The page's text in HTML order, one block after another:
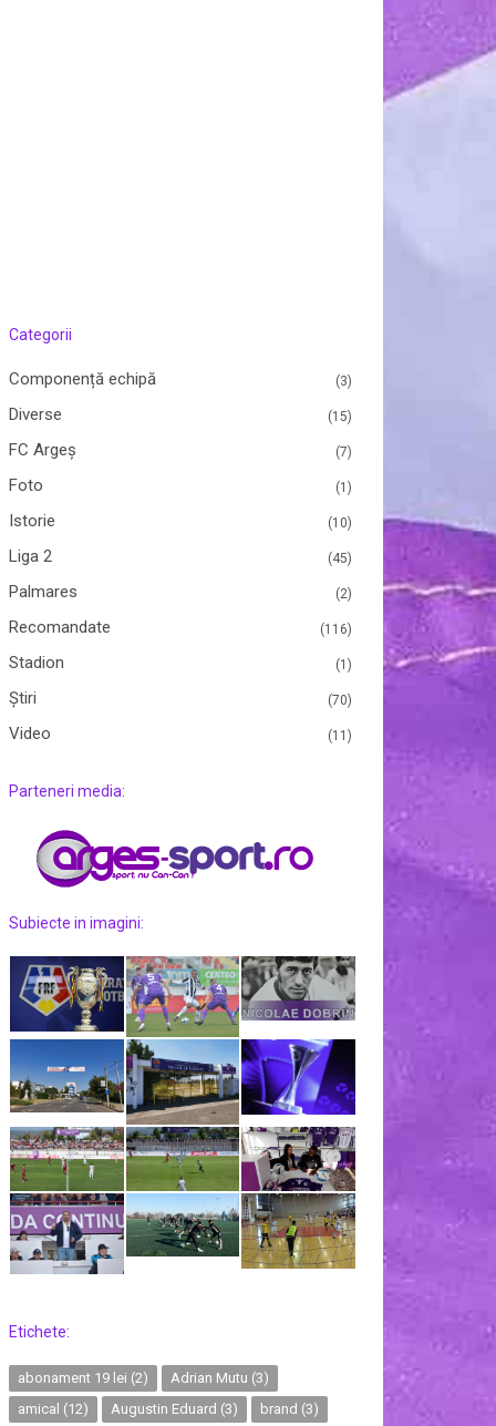
Categorii
Componență echipă (3)
Diverse (15)
FC Argeș (7)
Foto (1)
Istorie (10)
Liga 2 (45)
Palmares (2)
Recomandate (116)
Stadion (1)
Ştiri (70)
Video (11)
Parteneri media:
Subiecte in imagini:
Etichete:
abonament 19 lei (2) Adrian Mutu (3)
amical (12) Augustin Eduard (3) brand (3)